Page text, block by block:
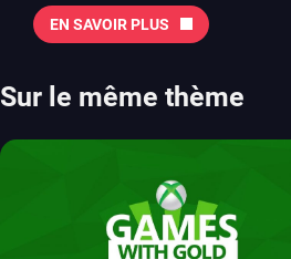
Tokon ou encore Beast of
chose d’ambitieux que Pokémon. On
2026 Vous trouverez ici tous les
aussi les jeux de ce mois dans notre
EN SAVOIR PLUS
Sur le même thème